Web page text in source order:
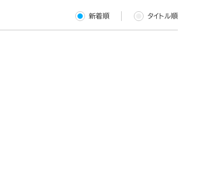
新着順 タイトル順